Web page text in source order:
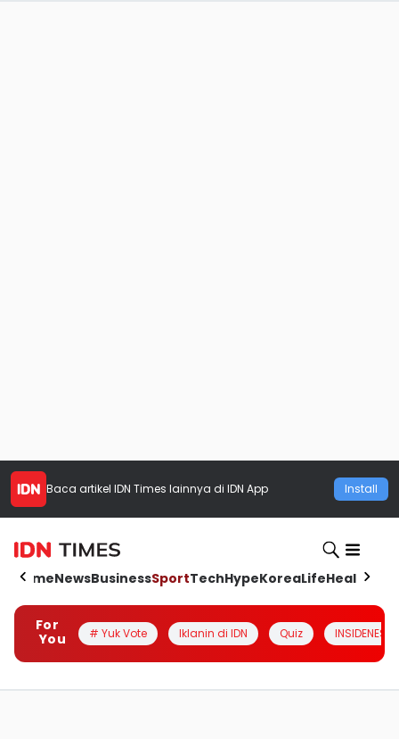
Baca artikel IDN Times lainnya di IDN App Install
HomeNewsBusinessSportTechHypeKoreaLifeHealth
For
You
# Yuk Vote Iklanin di IDN Quiz INSIDENESIA